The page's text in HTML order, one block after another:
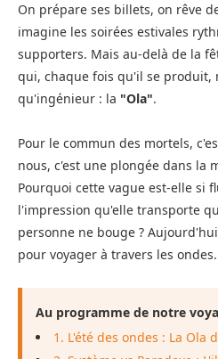
On prépare ses billets, on rêve
imagine les soirées estivales
supporters. Mais au-delà de la
qui, chaque fois qu'il se produit,
qu'ingénieur : la "Ola".
Pour le commun des mortels,
nous, c'est une plongée dans la
Pourquoi cette vague est-elle si
l'impression qu'elle transporte
personne ne bouge ?
pour voyager à travers les ondes.
Au programme de notre
1. L'été des ondes : La Ola